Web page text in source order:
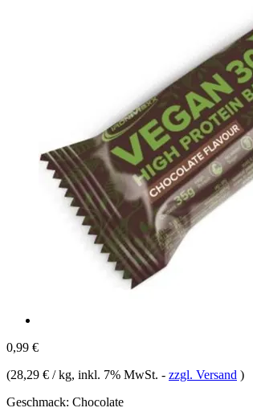
0,99 €
(28,29 € / kg, inkl. 7% MwSt. - zzgl. Versand )
Geschmack: Chocolate